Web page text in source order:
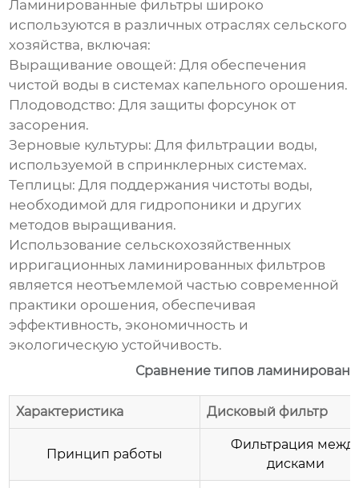
Ламинированные фильтры широко
используются в различных отраслях сельского
хозяйства, включая:
Выращивание овощей: Для обеспечения
чистой воды в системах капельного орошения.
Плодоводство: Для защиты форсунок от
засорения.
Зерновые культуры: Для фильтрации воды,
используемой в спринклерных системах.
Теплицы: Для поддержания чистоты воды,
необходимой для гидропоники и других
методов выращивания.
Использование сельскохозяйственных
ирригационных ламинированных фильтров
является неотъемлемой частью современной
практики орошения, обеспечивая
эффективность, экономичность и
экологическую устойчивость.
Сравнение типов
Характеристика Дисковый фильтр
Принцип работы
Фильтрация
дисками